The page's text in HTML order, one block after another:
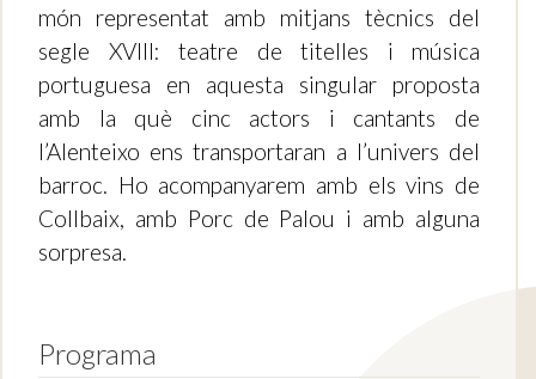
món representat amb mitjans tècnics del
segle XVIII: teatre de titelles i música
portuguesa en aquesta singular proposta
amb la què cinc actors i cantants de
l’Alenteixo ens transportaran a l’univers del
barroc. Ho acompanyarem amb els vins de
Collbaix, amb Porc de Palou i amb alguna
sorpresa.
Programa